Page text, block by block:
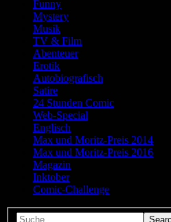
Funny
Mystery
Musik
TV & Film
Abenteuer
Erotik
Autobiografisch
Satire
24 Stunden Comic
Web-Special
Englisch
Max und Moritz-Preis 2014
Max und Moritz-Preis 2016
Magazin
Inktober
Comic-Challenge